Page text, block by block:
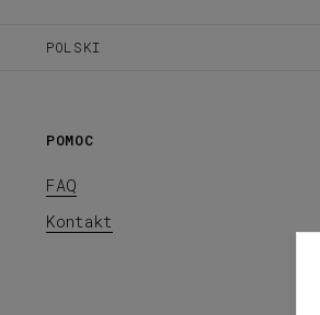
POLSKI
POMOC
FAQ
Kontakt